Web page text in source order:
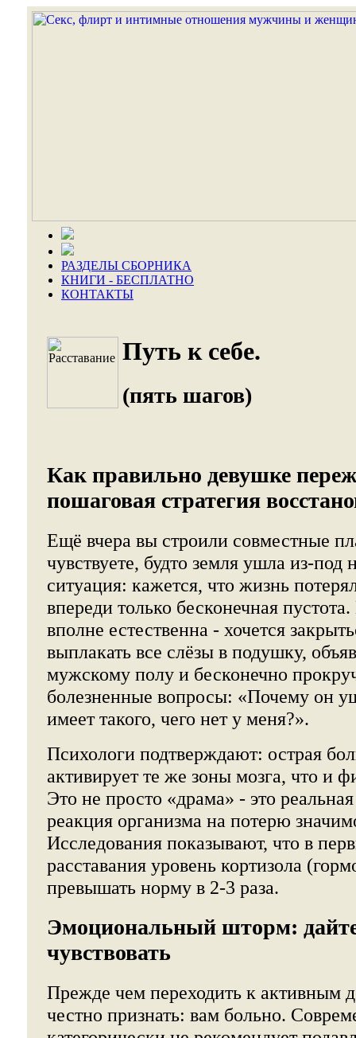
РАЗДЕЛЫ СБОРНИКА
КНИГИ - БЕСПЛАТНО
КОНТАКТЫ
Путь к себе.
(пять шагов)
Как правильно девушке
пошаговая стратегия
Ещё вчера вы строили совместные
чувствуете, будто земля ушла из-под
ситуация: кажется, что жизнь
впереди только бесконечная
вполне естественна - хочется
выплакать все слёзы в подушку,
мужскому полу и бесконечно
болезненные вопросы: «Почему он
имеет такого, чего нет у меня?».
Психологи подтверждают: острая
активирует те же зоны мозга, что и
Это не просто «драма» - это
реакция организма на потерю
Исследования показывают, что в
расставания уровень кортизола
превышать норму в 2-3 раза.
Эмоциональный шторм: дайте
чувствовать
Прежде чем переходить к активным
честно признать: вам больно.